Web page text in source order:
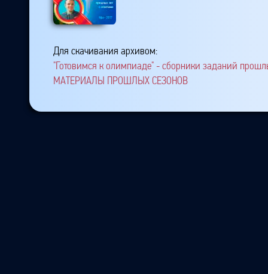
Для скачивания архивом:
"Готовимся к олимпиаде" - сборники заданий
МАТЕРИАЛЫ ПРОШЛЫХ СЕЗОНОВ